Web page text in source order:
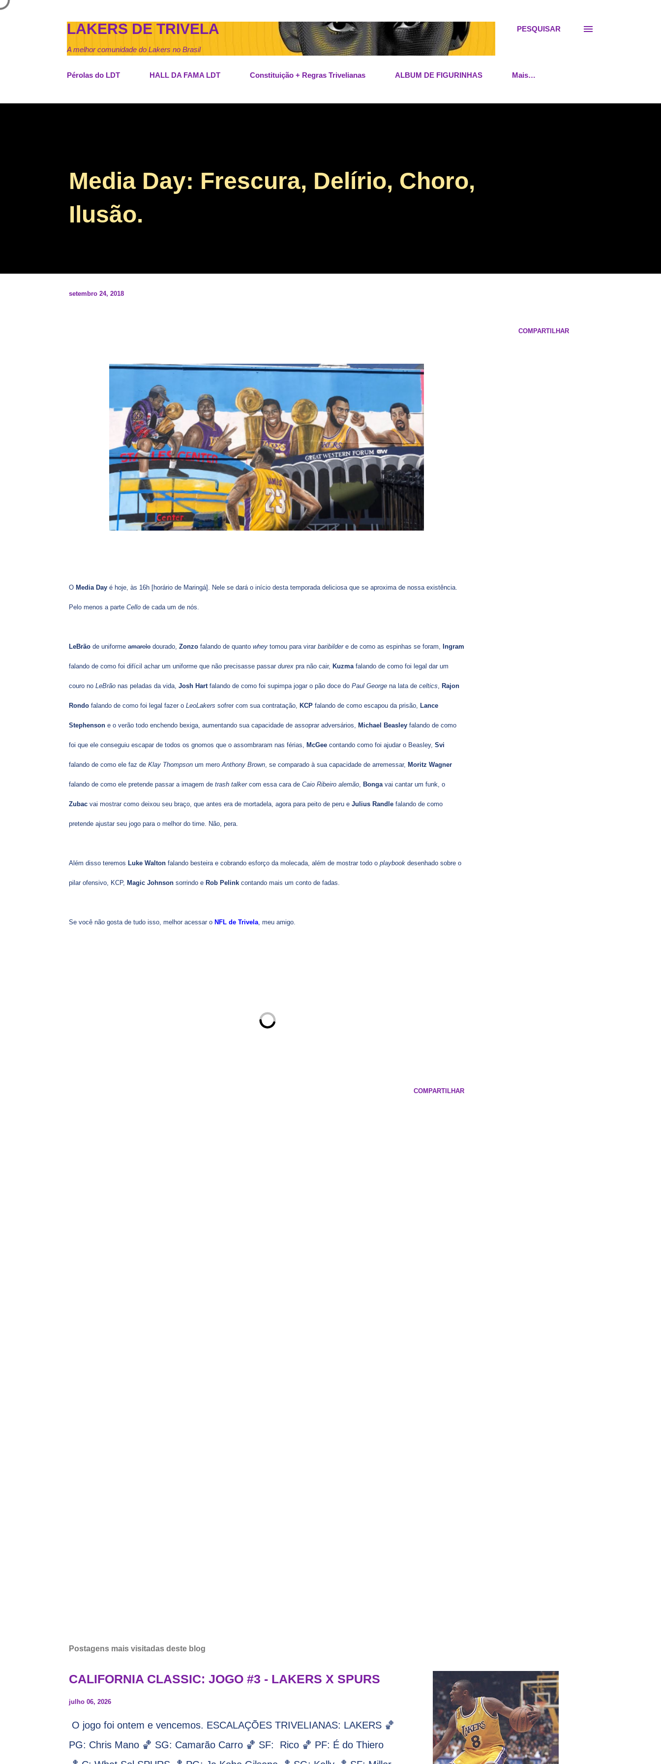
LAKERS DE TRIVELA
A melhor comunidade do Lakers no Brasil
PESQUISAR
Pérolas do LDT HALL DA FAMA LDT Constituição + Regras Trivelianas ALBUM DE FIGURINHAS Mais…
Media Day: Frescura, Delírio, Choro,
Ilusão.
setembro 24, 2018
O Media Day é hoje, às 16h [horário de Maringá]. Nele se dará o início desta temporada deliciosa que se aproxima de nossa existência.
Pelo menos a parte Cello de cada um de nós.
LeBrão de uniforme amarelo dourado, Zonzo falando de quanto whey tomou para virar baribildere de como as espinhas se foram, Ingram
falando de como foi difícil achar um uniforme que não precisasse passar durex pra não cair, Kuzma falando de como foi legal dar um
couro no LeBrão nas peladas da vida, Josh Hart falando de como foi supimpa jogar o pão doce do Paul George na lata de celtics Rajon
Rondo falando de como foi legal fazer o LeoLakers sofrer com sua contratação, KCP falando de como escapou da prisão, Lance
Stephenson e o verão todo enchendo bexiga, aumentando sua capacidade de assoprar adversários, Michael Beasley falando de como
foi que ele conseguiu escapar de todos os gnomos que o assombraram nas férias, McGee contando como foi ajudar o Beasley, Svi
falando de como ele faz de Klay Thompson um mero Anthony Brown , se comparado à sua capacidade de arremessar, Moritz Wagner
falando de como ele pretende passar a imagem de trash talker com essa cara de Caio Ribeiro alemão Bonga vai cantar um funk, o
Zubac vai mostrar como deixou seu braço, que antes era de mortadela, agora para peito de peru e Julius Randle falando de como
pretende ajustar seu jogo para o melhor do time. Não, pera.
Além disso teremos Luke Walton falando besteira e cobrando esforço da molecada, além de mostrar todo o playbook desenhado sobre o
pilar ofensivo, KCP, Magic Johnson sorrindo e Rob Pelink contando mais um conto de fadas.
Se você não gosta de tudo isso, melhor acessar o NFL de Trivela , meu amigo.
COMPARTILHAR
COMPARTILHAR
Postagens mais visitadas deste blog
CALIFORNIA CLASSIC: JOGO #3 - LAKERS X SPURS
julho 06, 2026
O jogo foi ontem e vencemos. ESCALAÇÕES TRIVELIANAS: LAKERS 🏀
PG: Chris Mano 🏀 SG: Camarão Carro 🏀 SF: Rico 🏀 PF: É do Thiero